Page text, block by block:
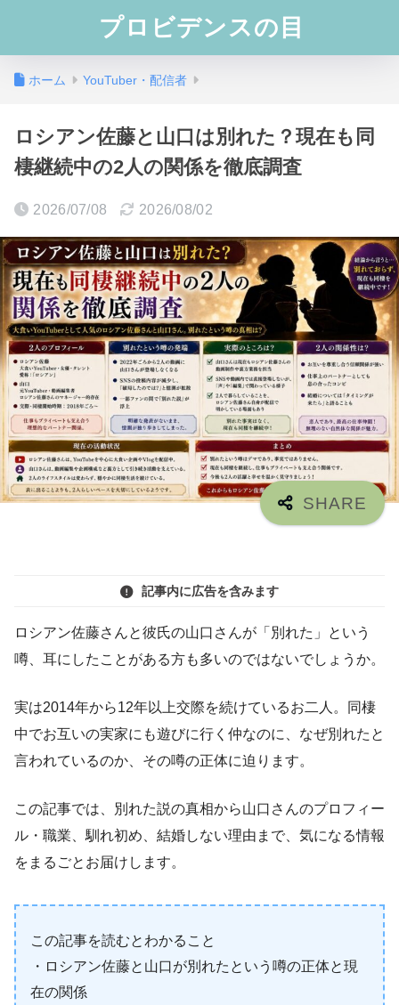
プロビデンスの目
ホーム YouTuber・配信者
ロシアン佐藤と山口は別れた？現在も同
棲継続中の2人の関係を徹底調査
2026/07/08 2026/08/02
記事内に広告を含みます
ロシアン佐藤さんと彼氏の山口さんが「別れた」という
噂、耳にしたことがある方も多いのではないでしょうか。
実は2014年から12年以上交際を続けているお二人。同棲
中でお互いの実家にも遊びに行く仲なのに、なぜ別れたと
言われているのか、その噂の正体に迫ります。
この記事では、別れた説の真相から山口さんのプロフィー
ル・職業、馴れ初め、結婚しない理由まで、気になる情報
をまるごとお届けします。
この記事を読むとわかること
・ロシアン佐藤と山口が別れたという噂の正体と現
在の関係